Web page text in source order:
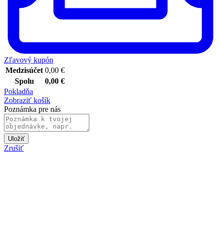
Zľavový kupón
Medzisúčet 0,00 €
Spolu
0,00 €
Pokladňa
Zobraziť košík
Poznámka pre nás
Uložiť
Zrušiť